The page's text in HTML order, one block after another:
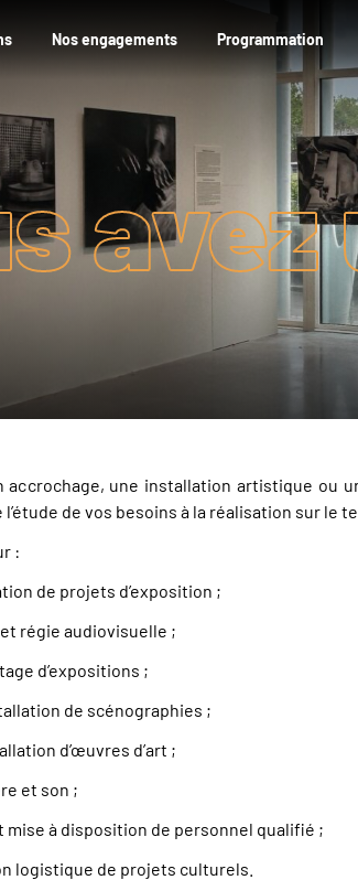
Nos engagements Programmation
accrochage, une installation artistique ou
de vos besoins à la réalisation sur le
:
de projets d’exposition ;
régie audiovisuelle ;
d’expositions ;
de scénographies ;
d’œuvres d’art ;
et son ;
mise à disposition de personnel qualifié ;
logistique de projets culturels.